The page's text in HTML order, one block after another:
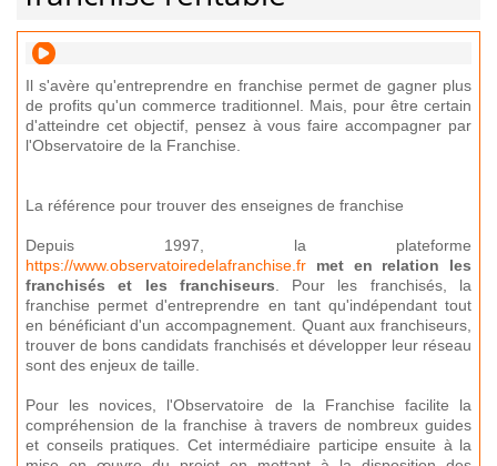
Il s'avère qu'entreprendre en franchise permet de gagner plus
de profits qu'un commerce traditionnel. Mais, pour être certain
d'atteindre cet objectif, pensez à vous faire accompagner par
l'Observatoire de la Franchise.
La référence pour trouver des enseignes de franchise
Depuis 1997, la plateforme
https://www.observatoiredelafranchise.fr
met en relation les
franchisés et les franchiseurs . Pour les franchisés, la
franchise permet d'entreprendre en tant qu'indépendant tout
en bénéficiant d'un accompagnement. Quant aux franchiseurs,
trouver de bons candidats franchisés et développer leur réseau
sont des enjeux de taille.
Pour les novices, l'Observatoire de la Franchise facilite la
compréhension de la franchise à travers de nombreux guides
et conseils pratiques. Cet intermédiaire participe ensuite à la